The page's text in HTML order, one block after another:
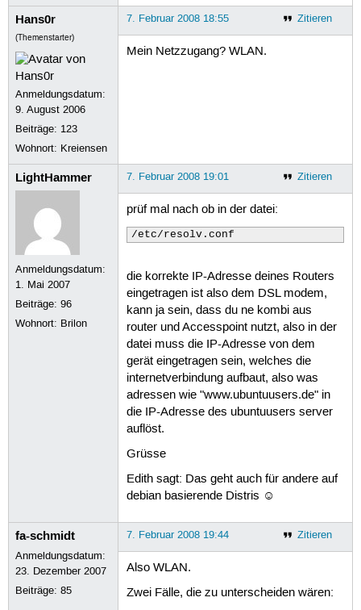
Hans0r
(Themenstarter)
Anmeldungsdatum:
9. August 2006
Beiträge: 123
Wohnort: Kreiensen
Zitieren
7. Februar 2008 18:55
Mein Netzzugang? WLAN.
LightHammer
Anmeldungsdatum:
1. Mai 2007
Beiträge:96
Wohnort: Brilon
Zitieren
7. Februar 2008 19:01
prüf mal nach ob in der datei:
/etc/resolv.conf
die korrekte IP-Adresse deines Routers
eingetragen ist also dem DSL modem,
kann ja sein, dass du ne kombi aus
router und Accesspoint nutzt, also in der
datei muss die IP-Adresse von dem
gerät eingetragen sein, welches die
internetverbindung aufbaut, also was
adressen wie "www.ubuntuusers.de" in
die IP-Adresse des ubuntuusers server
auflöst.
Grüsse
Edith sagt: Das geht auch für andere auf
debian basierende Distris ☺
fa-schmidt
Anmeldungsdatum:
23. Dezember 2007
Beiträge:85
Zitieren
7. Februar 2008 19:44
Also WLAN.
Zwei Fälle, die zu unterscheiden wären: